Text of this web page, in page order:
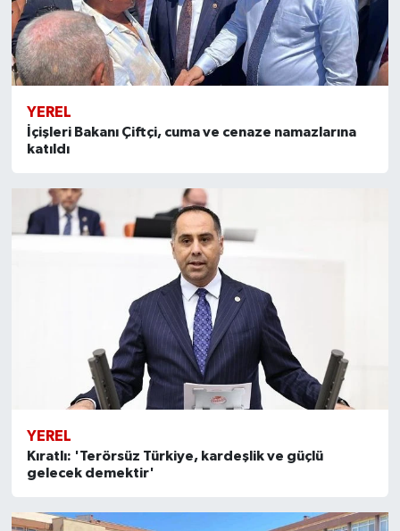
YEREL
İçişleri Bakanı Çiftçi, cuma ve cenaze namazlarına
katıldı
YEREL
Kıratlı: 'Terörsüz Türkiye, kardeşlik ve güçlü
gelecek demektir'